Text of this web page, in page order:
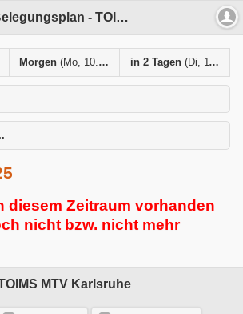
Belegungsplan - TOIMS MTV Karlsruhe
Morgen(Mo, 10.08) in 2 Tagen (Di, 11.08)
diesem Zeitraum vorhanden
nicht bzw. nicht mehr
MTV Karlsruhe